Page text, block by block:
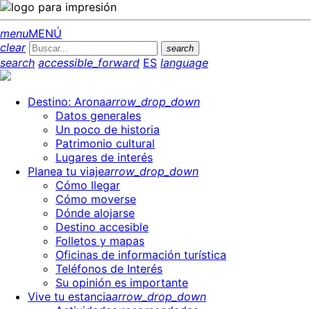
menuMENÚ
clear
search
search accessible_forward ES language
Destino: Aronaarrow_drop_down
Datos generales
Un poco de historia
Patrimonio cultural
Lugares de interés
Planea tu viajearrow_drop_down
Cómo llegar
Cómo moverse
Dónde alojarse
Destino accesible
Folletos y mapas
Oficinas de información turística
Teléfonos de Interés
Su opinión es importante
Vive tu estanciaarrow_drop_down